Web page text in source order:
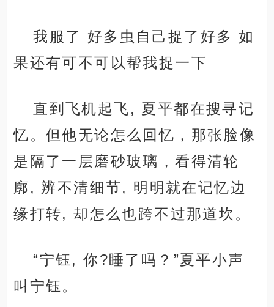
我服了 好多虫自己捉了好多 如
果还有可不可以帮我捉一下
直到飞机起飞, 夏平都在搜寻记
忆。但他无论怎么回忆，那张脸像
是隔了一层磨砂玻璃，看得清轮
廓, 辨不清细节, 明明就在记忆边
缘打转, 却怎么也跨不过那道坎。
“宁钰, 你?睡了吗？”夏平小声
叫宁钰。